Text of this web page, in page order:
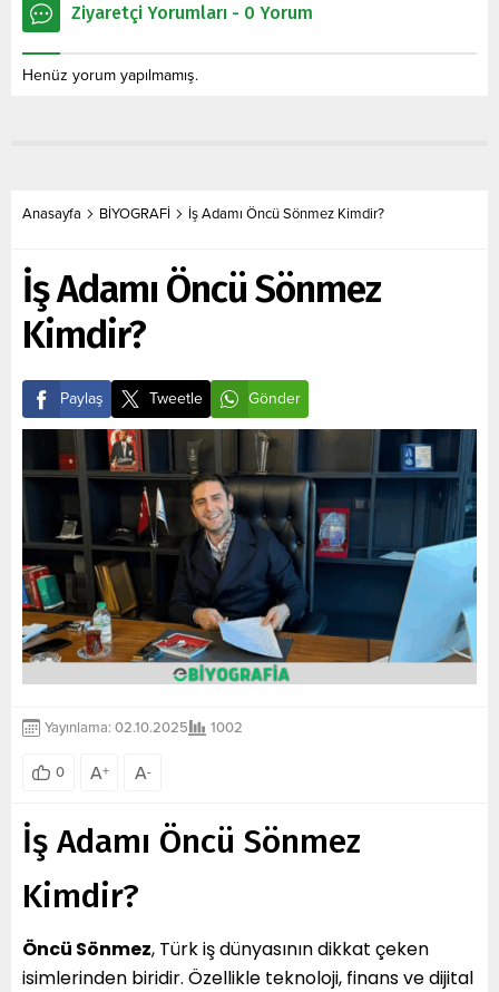
Ziyaretçi Yorumları - 0 Yorum
Henüz yorum yapılmamış.
Anasayfa BİYOGRAFİ İş Adamı Öncü Sönmez Kimdir?
İş Adamı Öncü Sönmez
Kimdir?
Paylaş Tweetle Gönder
Yayınlama: 02.10.2025 1002
0 A+ A-
İş Adamı Öncü Sönmez
Kimdir?
Öncü Sönmez, Türk iş dünyasının dikkat çeken
isimlerinden biridir. Özellikle teknoloji, finans ve dijital